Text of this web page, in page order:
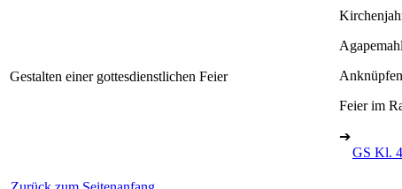
Gestalten einer gottesdienstlichen Feier
Agapemahl
Feier im
➔
GS Kl.